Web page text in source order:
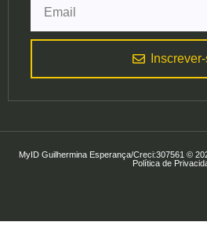
MyID Guilhermina Esperança/Creci:307561 ©
Política de